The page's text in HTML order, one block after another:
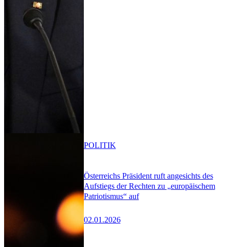
Österreichs Präsident ruft angesichts des
Aufstiegs der Rechten zu „europäischem
Patriotismus“ auf
02.01.2026
POLITIK